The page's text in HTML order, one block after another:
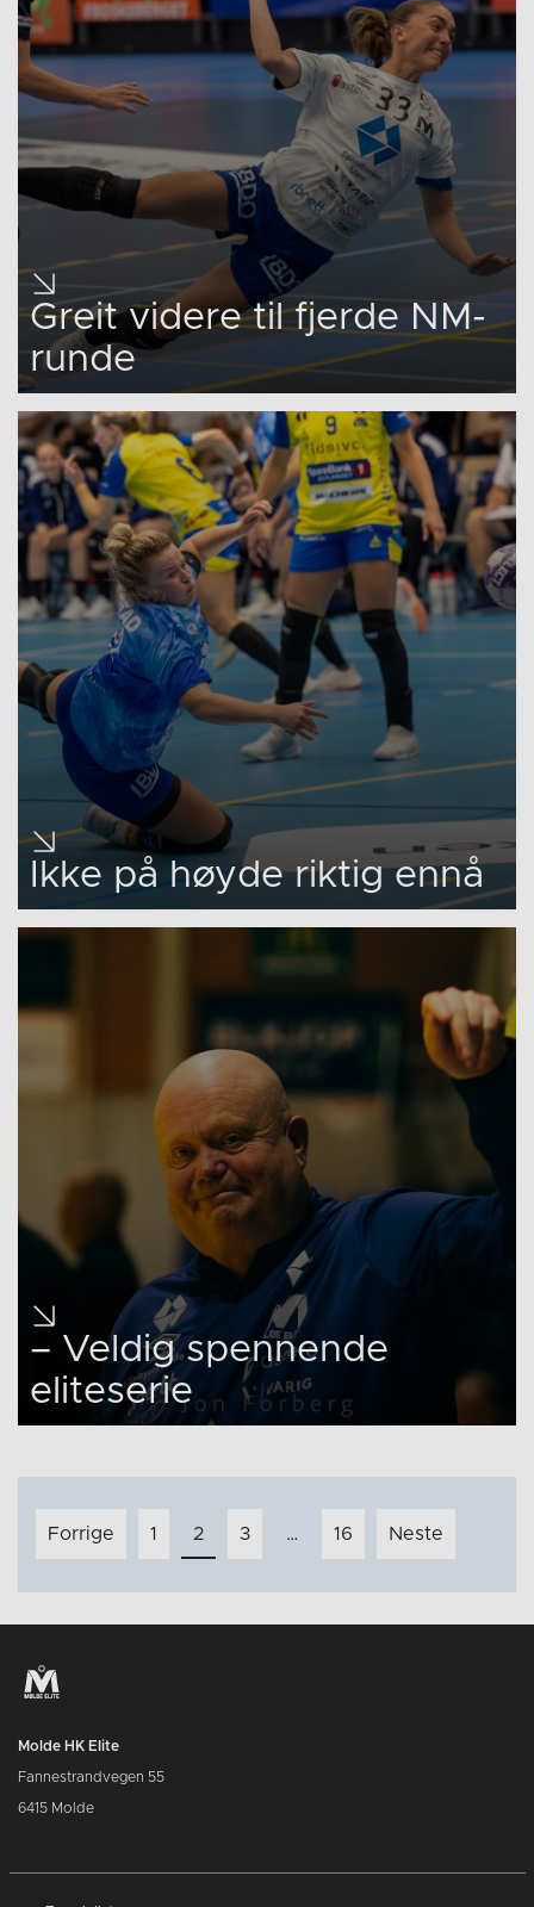
Greit videre til fjerde NM-
runde
Ikke på høyde riktig ennå
– Veldig spennende
eliteserie
Innleggnavigasjon
Forrige 1 2 3 … 16 Neste
Molde HK Elite
Fannestrandvegen 55
6415 Molde